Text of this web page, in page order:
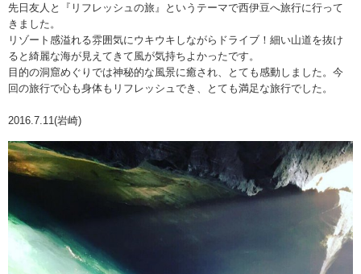
先日友人と『リフレッシュの旅』というテーマで西伊豆へ旅行に行って
きました。
リゾート感溢れる雰囲気にウキウキしながらドライブ！細い山道を抜け
ると綺麗な海が見えてきて風が気持ちよかったです。
目的の洞窟めぐりでは神秘的な風景に癒され、とても感動しました。今
回の旅行で心も身体もリフレッシュでき、とても満足な旅行でした。
2016.7.11(岩崎)